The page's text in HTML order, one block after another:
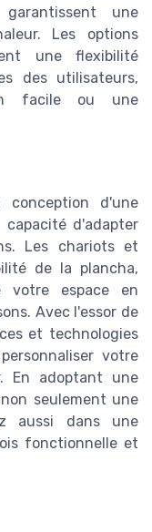
une
Les options
une flexibilité
des utilisateurs,
facile ou une
d'une
d'adapter
Les chariots et
de la plancha,
votre espace en
Avec l'essor de
et technologies
votre
En adoptant une
seulement une
aussi dans une
fonctionnelle et